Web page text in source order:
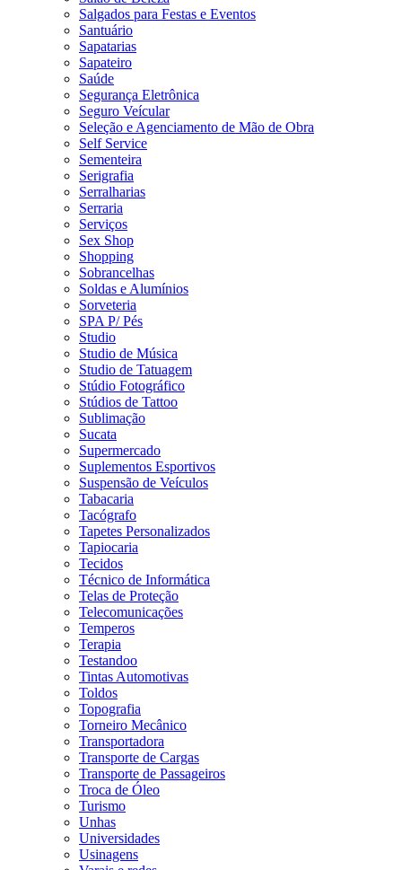
Salgados para Festas e Eventos
Santuário
Sapatarias
Sapateiro
Saúde
Segurança Eletrônica
Seguro Veícular
Seleção e Agenciamento de Mão de Obra
Self Service
Sementeira
Serigrafia
Serralharias
Serraria
Serviços
Sex Shop
Shopping
Sobrancelhas
Soldas e Alumínios
Sorveteria
SPA P/ Pés
Studio
Studio de Música
Studio de Tatuagem
Stúdio Fotográfico
Stúdios de Tattoo
Sublimação
Sucata
Supermercado
Suplementos Esportivos
Suspensão de Veículos
Tabacaria
Tacógrafo
Tapetes Personalizados
Tapiocaria
Tecidos
Técnico de Informática
Telas de Proteção
Telecomunicações
Temperos
Terapia
Testandoo
Tintas Automotivas
Toldos
Topografia
Torneiro Mecânico
Transportadora
Transporte de Cargas
Transporte de Passageiros
Troca de Óleo
Turismo
Unhas
Universidades
Usinagens